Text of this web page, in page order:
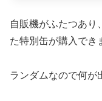
自販機がふたつあ
た特別缶が購入でき
ランダムなので何が